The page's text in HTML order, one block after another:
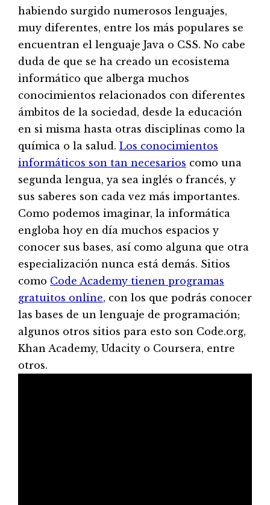
habiendo surgido numerosos lenguajes,
muy diferentes, entre los más populares se
encuentran el lenguaje Java o CSS. No cabe
duda de que se ha creado un ecosistema
informático que alberga muchos
conocimientos relacionados con diferentes
ámbitos de la sociedad, desde la educación
en si misma hasta otras disciplinas como la
química o la salud. Los conocimientos
informáticos son tan necesarios como una
segunda lengua, ya sea inglés o francés, y
sus saberes son cada vez más importantes.
Como podemos imaginar, la informática
engloba hoy en día muchos espacios y
conocer sus bases, así como alguna que otra
especialización nunca está demás. Sitios
como Code Academy tienen programas
gratuitos online, con los que podrás conocer
las bases de un lenguaje de programación;
algunos otros sitios para esto son Code.org,
Khan Academy, Udacity o Coursera, entre
otros.